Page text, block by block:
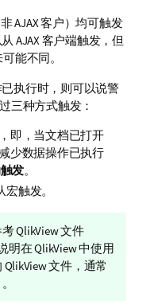
AJAX 客户）均可触发
AJAX 客户端触发，但
能不同。
执行时，则可以说警
三种方式触发：
即，当文档已打开
少数据操作已执行
发。
触发。
QlikView 文件
明在 QlikView 中使用
文件，通常